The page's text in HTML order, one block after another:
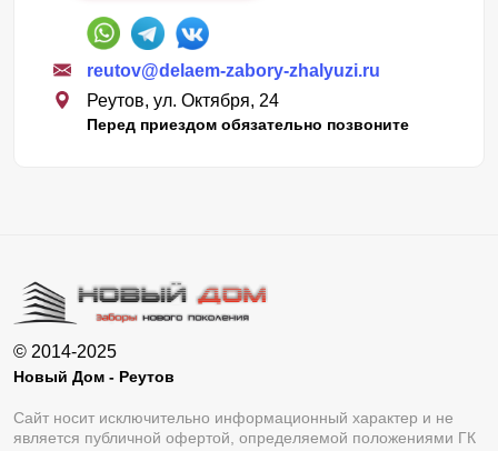
reutov@delaem-zabory-zhalyuzi.ru
Реутов, ул. Октября, 24
Перед приездом обязательно позвоните
© 2014-2025
Новый Дом - Реутов
Сайт носит исключительно информационный характер и не
является публичной офертой, определяемой положениями ГК